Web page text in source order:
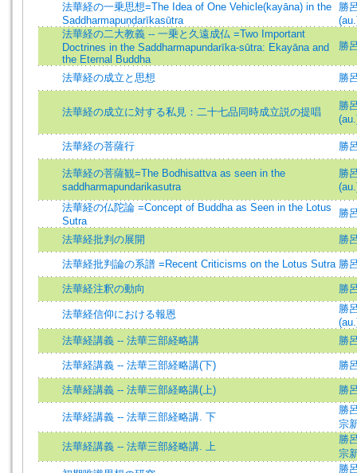
法華経の一乗思想=The Idea of One Vehicle(kayāna) in the
Saddharmapuṇḍarīkasūtra
勝
法華経の二大教義 -- 一乗と久遠成仏 =Two Important
Doctrines in the Saddharmapundarīka-sūtra: Ekayāna and
the Eternal Buddha
勝
法華経の成立と思想 勝
法華経の成立に対する私見：二十七品同時成立説の提唱
勝
法華経の菩薩行 勝
法華経の菩薩観=The Bodhisattva as seen in the
saddharmapundarikasutra
勝
法華経の仏陀論 =Concept of Buddha as Seen in the Lotus
Sutra
勝
法華経批判の展開 勝
法華経批判論の系譜 =Recent Criticisms on the Lotus Sutra 勝
法華経注釈の動向 勝
法華経信仰における報恩
勝
法華経講義 -- 法華三部経略講
勝
法華経講義 -- 法華三部経略講(下) 勝
法華経講義 -- 法華三部経略講(上) 勝
法華経講義 -- 法華三部経略講. 下
勝
宗
法華経講義 -- 法華三部経略講. 上
勝
宗
勝